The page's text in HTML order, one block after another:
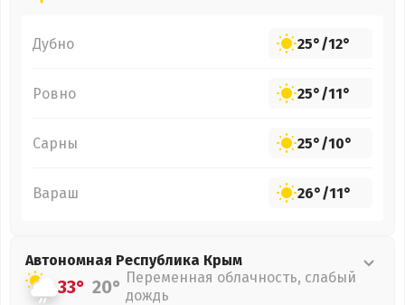
Дубно 25°/12°
Ровно 25°/11°
Сарны 25°/10°
Вараш 26°/11°
Автономная Республика Крым
33° 20° Переменная облачность, слабый
дождь